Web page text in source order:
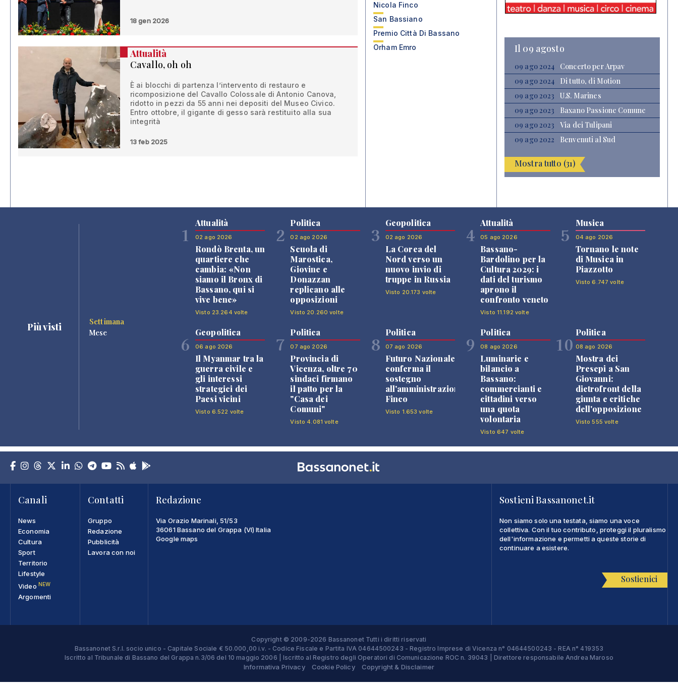
18 gen 2026
Attualità
Cavallo, oh oh
È ai blocchi di partenza l’intervento di restauro e
ricomposizione del Cavallo Colossale di Antonio Canova,
ridotto in pezzi da 55 anni nei depositi del Museo Civico.
Entro ottobre, il gigante di gesso sarà restituito alla sua
integrità
13 feb 2025
Nicola Finco
San Bassiano
Premio Città Di Bassano
Orham Emro
Il 09 agosto
09 ago 2024
Concerto per Arpav
09 ago 2024
Di tutto, di Motion
09 ago 2023
U.S. Marines
09 ago 2023
Baxano Passione Comune
09 ago 2023
Via dei Tulipani
09 ago 2022
Benvenuti al Sud
Mostra tutto (31)
Più visti
Settimana
Mese
1
Attualità
02 ago 2026
Rondò Brenta, un
quartiere che
cambia: «Non
siamo il Bronx di
Bassano, qui si
vive bene»
Visto 23.264 volte
2
Politica
02 ago 2026
Scuola di
Marostica,
Giovine e
Donazzan
replicano alle
opposizioni
Visto 20.260 volte
3
Geopolitica
02 ago 2026
La Corea del
Nord verso un
nuovo invio di
truppe in Russia
Visto 20.173 volte
4
Attualità
05 ago 2026
Bassano-
Bardolino per la
Cultura 2029: i
dati del turismo
aprono il
confronto veneto
Visto 11.192 volte
5
Musica
04 ago 2026
Tornano le note
di Musica in
Piazzotto
Visto 6.747 volte
6
Geopolitica
06 ago 2026
Il Myanmar tra la
guerra civile e
gli interessi
strategici dei
Paesi vicini
Visto 6.522 volte
7
Politica
07 ago 2026
Provincia di
Vicenza, oltre 70
sindaci firmano
il patto per la
"Casa dei
Comuni"
Visto 4.081 volte
8
Politica
07 ago 2026
Futuro Nazionale
conferma il
sostegno
all'amministrazione
Finco
Visto 1.653 volte
9
Politica
08 ago 2026
Luminarie e
bilancio a
Bassano:
commercianti e
cittadini verso
una quota
volontaria
Visto 647 volte
10
Politica
08 ago 2026
Mostra dei
Presepi a San
Giovanni:
dietrofront della
giunta e critiche
dell'opposizione
Visto 555 volte
Canali
News
Economia
Cultura
Sport
Territorio
Lifestyle
Video NEW
Argomenti
Contatti
Gruppo
Redazione
Pubblicità
Lavora con noi
Redazione
Via Orazio Marinali, 51/53
36061 Bassano del Grappa (VI) Italia
Google maps
Sostieni Bassanonet.it
Non siamo solo una testata, siamo una voce
collettiva. Con il tuo contributo, proteggi il pluralismo
dell'informazione e permetti a queste storie di
continuare a esistere.
Sostienici
Copyright © 2009-2026 Bassanonet Tutti i diritti riservati
Bassanonet S.r.l. socio unico - Capitale Sociale € 50.000,00 i.v. - Codice Fiscale e Partita IVA 04644500243 - Registro Imprese di Vicenza n° 04644500243 - REA n° 419353
Iscritto al Tribunale di Bassano del Grappa n.3/06 del 10 maggio 2006 | Iscritto al Registro degli Operatori di Comunicazione ROC n. 39043 | Direttore responsabile Andrea Maroso
Informativa Privacy Cookie Policy Copyright & Disclaimer